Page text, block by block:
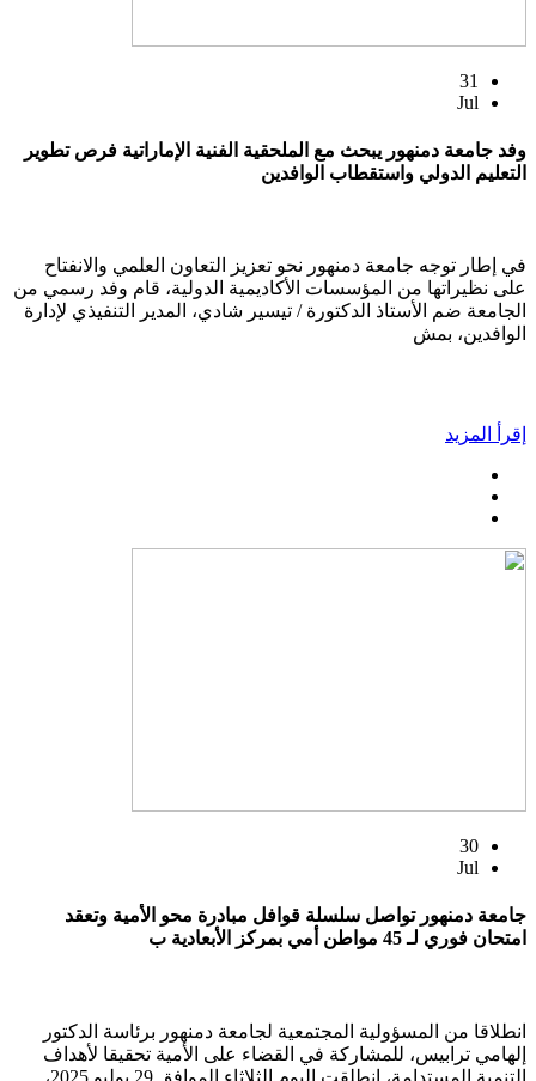
31
Jul
وفد جامعة دمنهور يبحث مع الملحقية الفنية الإماراتية فرص تطوير
التعليم الدولي واستقطاب الوافدين
في إطار توجه جامعة دمنهور نحو تعزيز التعاون العلمي والانفتاح
على نظيراتها من المؤسسات الأكاديمية الدولية، قام وفد رسمي من
الجامعة ضم الأستاذ الدكتورة / تيسير شادي، المدير التنفيذي لإدارة
الوافدين، بمش
إقرأ المزيد
30
Jul
جامعة دمنهور تواصل سلسلة قوافل مبادرة محو الأمية وتعقد
امتحان فوري لـ 45 مواطن أمي بمركز الأبعادية ب
انطلاقا من المسؤولية المجتمعية لجامعة دمنهور برئاسة الدكتور
إلهامي ترابيس، للمشاركة في القضاء على الأمية تحقيقا لأهداف
التنمية المستدامة، انطلقت اليوم الثلاثاء الموافق 29 يوليو 2025،